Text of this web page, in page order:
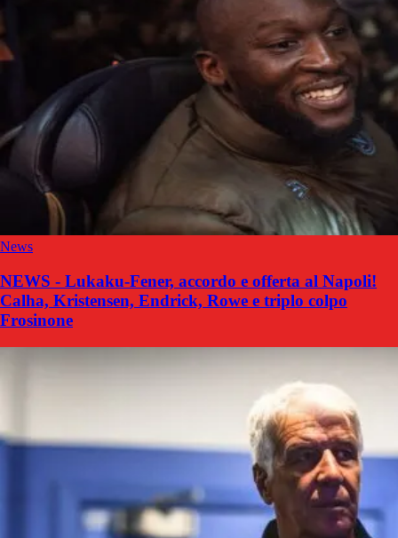
News
NEWS - Lukaku-Fener, accordo e offerta al Napoli!
Calha, Kristensen, Endrick, Rowe e triplo colpo
Frosinone